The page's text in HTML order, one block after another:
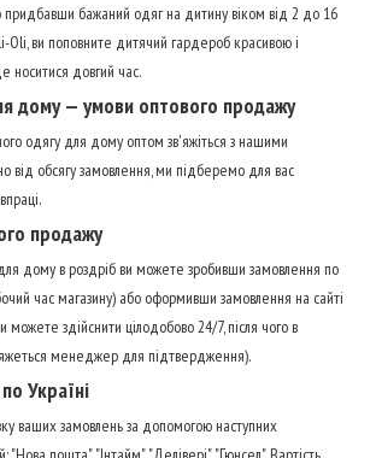
придбавши бажаний одяг на дитину віком від 2 до 16
Oli, ви поповните дитячий гардероб красивою і
носитися довгий час.
дому — умови оптового продажу
одягу для дому оптом зв'яжіться з нашими
обсягу замовлення, ми підберемо для вас
продажу
дому в роздріб ви можете зробивши замовлення по
час магазину) або оформивши замовлення на сайті
можете здійснити цілодобово 24/7, після чого в
менеджер для підтвердження).
Україні
ваших замовлень за допомогою наступних